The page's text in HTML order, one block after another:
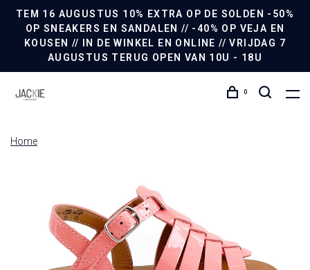
TEM 16 AUGUSTUS 10% EXTRA OP DE SOLDEN -50%
OP SNEAKERS EN SANDALEN // -40% OP VEJA EN
KOUSEN // IN DE WINKEL EN ONLINE // VRIJDAG 7
AUGUSTUS TERUG OPEN VAN 10U - 18U
0
Home